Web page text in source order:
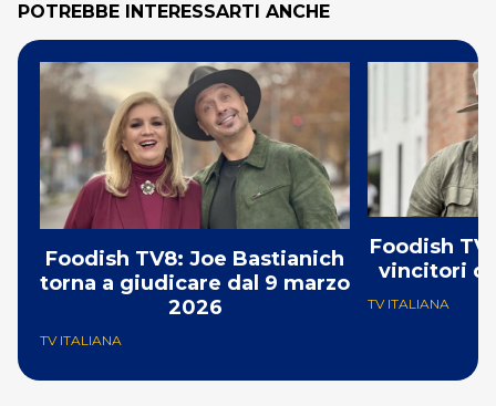
POTREBBE INTERESSARTI ANCHE
Foodish TV8: Joe Bastianich
torna a giudicare dal 9 marzo
2026
TV ITALIANA
Foodish
vincitori
TV ITALIANA